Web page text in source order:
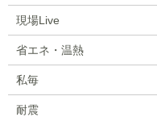
現場Live
省エネ・温熱
私毎
耐震